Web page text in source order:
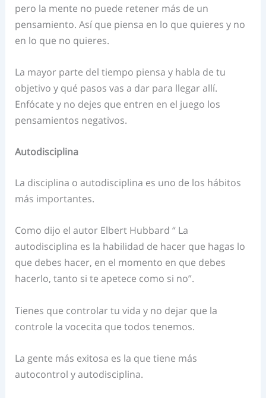
pero la mente no puede retener más de un
pensamiento. Así que piensa en lo que quieres y no
en lo que no quieres.
La mayor parte del tiempo piensa y habla de tu
objetivo y qué pasos vas a dar para llegar allí.
Enfócate y no dejes que entren en el juego los
pensamientos negativos.
Autodisciplina
La disciplina o autodisciplina es uno de los hábitos
más importantes.
Como dijo el autor Elbert Hubbard “ La
autodisciplina es la habilidad de hacer que hagas lo
que debes hacer, en el momento en que debes
hacerlo, tanto si te apetece como si no”.
Tienes que controlar tu vida y no dejar que la
controle la vocecita que todos tenemos.
La gente más exitosa es la que tiene más
autocontrol y autodisciplina.